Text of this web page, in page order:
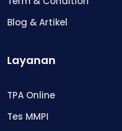
Blog & Artikel
Layanan
TPA Online
Tes MMPI